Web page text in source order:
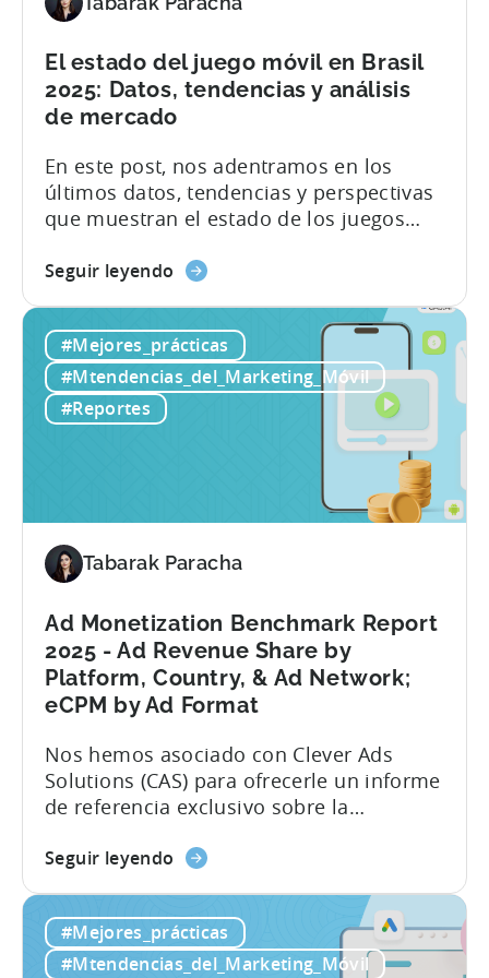
2025
El estado del juego móvil en Brasil
2025: Datos, tendencias y análisis
de mercado
En este post, nos adentramos en los
últimos datos, tendencias y perspectivas
que muestran el estado de los juegos
en informes exclusivos del sector y en
local, exploraremos los factores que
impulsan este notable crecimiento y las
características únicas del mercado
brasileño del juego. El estado de...
Seguir leyendo sobre
del
juego
móvil
tendencias
y
de
mercado
#Mejores_prácticas
#Mtendencias_del_Marketing_Móvil
#Reportes
Tabarak Paracha
Ad Monetization Benchmark Report
2025 - Ad Revenue Share by
Platform, Country, & Ad Network;
eCPM by Ad Format
Nos hemos asociado con Clever Ads
Solutions (CAS) para ofrecerle un informe
de referencia exclusivo sobre la
juegos para móviles. Los ingresos por
han vivido años mejores, pero a pesar de
los retos, las oportunidades de ingresos
publicitarios siguen siendo sólidas. Cada
Seguir leyendo sobre
Ad
Monetization
#Mejores_prácticas
#Mtendencias_del_Marketing_Móvil